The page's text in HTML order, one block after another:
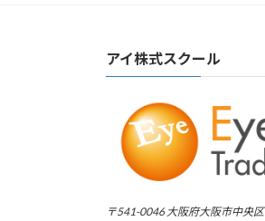
アイ株式スクール
〒541-0046 大阪府大阪市中央区